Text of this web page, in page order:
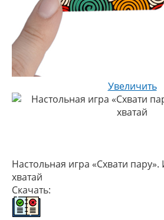
Увеличить
Настольная игра «Схвати
хватай
Скачать: